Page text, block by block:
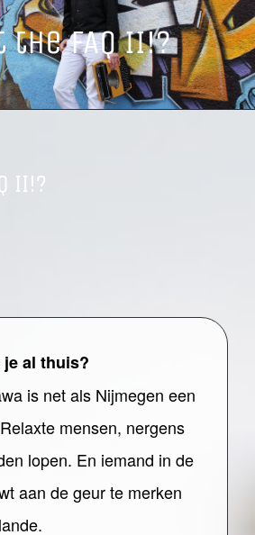
the FAQ II!?
II!?
al thuis?
is net als Nijmegen een
mensen, nergens
lopen. En iemand in de
aan de geur te merken